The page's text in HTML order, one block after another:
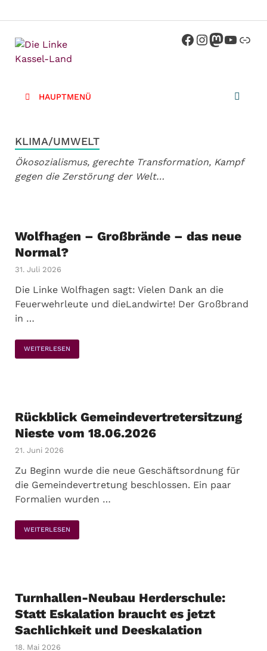
HAUPTMENÜ
KLIMA/UMWELT
Ökosozialismus, gerechte Transformation, Kampf
gegen die Zerstörung der Welt…
Wolfhagen – Großbrände – das neue
Normal?
31. Juli 2026
Die Linke Wolfhagen sagt: Vielen Dank an die
Feuerwehrleute und dieLandwirte! Der Großbrand
in …
WEITERLESEN
Rückblick Gemeindevertretersitzung
Nieste vom 18.06.2026
21. Juni 2026
Zu Beginn wurde die neue Geschäftsordnung für
die Gemeindevertretung beschlossen. Ein paar
Formalien wurden …
WEITERLESEN
Turnhallen-Neubau Herderschule:
Statt Eskalation braucht es jetzt
Sachlichkeit und Deeskalation
18. Mai 2026